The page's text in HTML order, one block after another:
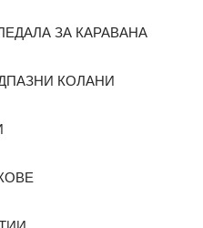
ЗА КАРАВАНА
КОЛАНИ